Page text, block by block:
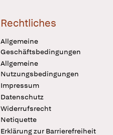
Rechtliches
Allgemeine
Geschäftsbedingungen
Allgemeine
Nutzungsbedingungen
Impressum
Datenschutz
Widerrufsrecht
Netiquette
Erklärung zur Barrierefreiheit